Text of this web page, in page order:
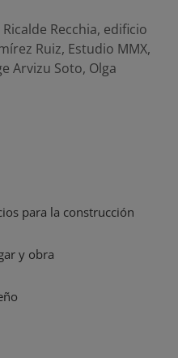
Recchia, edificio
Ruiz, Estudio MMX,
Arvizu Soto, Olga